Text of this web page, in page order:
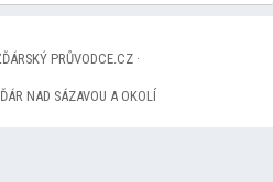
PRŮVODCE.CZ ·
NAD SÁZAVOU A OKOLÍ